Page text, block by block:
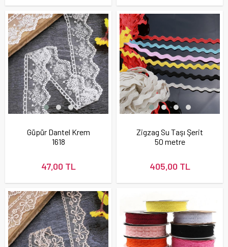
Güpür Dantel Krem
1618
47,00 TL
Zigzag Su Taşı Şerit
50 metre
405,00 TL